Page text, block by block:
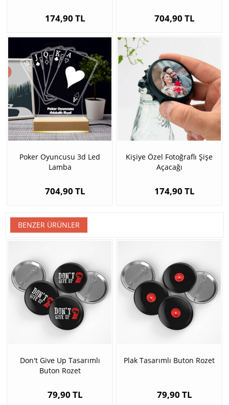
174,90 TL 704,90 TL
Poker Oyuncusu 3d Led
Lamba
704,90 TL
Kişiye Özel Fotoğraflı Şişe
Açacağı
174,90 TL
BENZER ÜRÜNLER
Don't Give Up Tasarımlı
Buton Rozet
79,90 TL
Plak Tasarımlı Buton Rozet
79,90 TL